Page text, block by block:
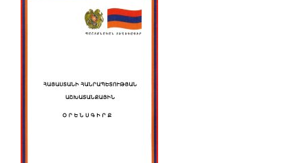
Փորձաքննությունների տեսակները
Նորություններ
Կայքի քարտեզ